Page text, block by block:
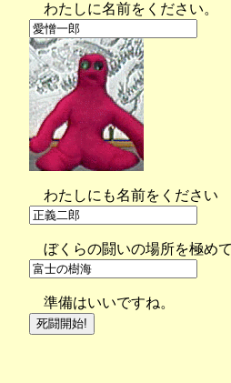
わたしに名前をください。
わたしにも名前をください
ぼくらの闘いの場所を極め
準備はいいですね。